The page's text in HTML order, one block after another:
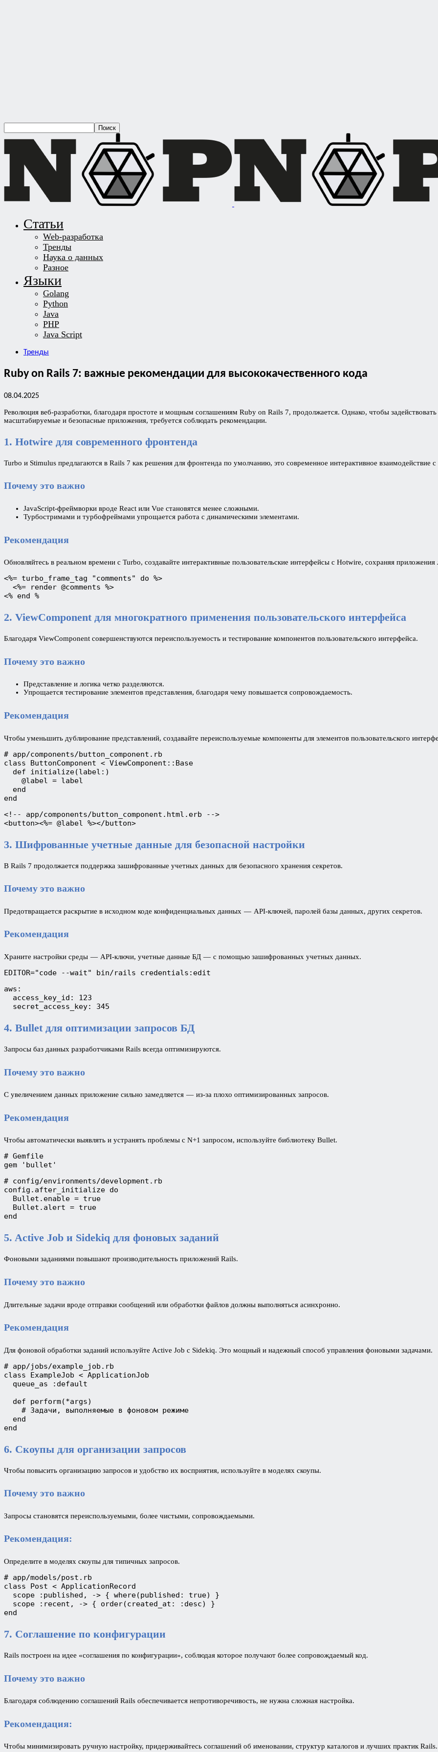
Статьи
Web-разработка
Тренды
Наука о данных
Разное
Языки
Golang
Python
Java
PHP
Java Script
Тренды
Ruby on Rails 7: важные рекомендации для высококачественного кода
08.04.2025
Революция веб-разработки, благодаря простоте и мощным соглашениям Ruby on Rails 7, продолжается. Однако, чтобы
масштабируемые и безопасные приложения, требуется соблюдать рекомендации.
1. Hotwire для современного фронтенда
Turbo и Stimulus предлагаются в Rails 7 как решения для фронтенда по умолчанию, это современное интерактивное взаимодействие
Почему это важно
JavaScript-фреймворки вроде React или Vue становятся менее сложными.
Турбостримами и турбофреймами упрощается работа с динамическими элементами.
Рекомендация
Обновляйтесь в реальном времени с Turbo, создавайте интерактивные пользовательские интерфейсы с Hotwire, сохраняя приложения
<%= turbo_frame_tag "comments" do %>
  <%= render @comments %>
<% end %
2. ViewComponent для многократного применения пользовательского интерфейса
Благодаря ViewComponent совершенствуются переиспользуемость и тестирование компонентов пользовательского интерфейса.
Почему это важно
Представление и логика четко разделяются.
Упрощается тестирование элементов представления, благодаря чему повышается сопровождаемость.
Рекомендация
Чтобы уменьшить дублирование представлений, создавайте переиспользуемые компоненты для элементов пользовательского
# app/components/button_component.rb
class ButtonComponent < ViewComponent::Base
  def initialize(label:)
    @label = label
  end
end
<!-- app/components/button_component.html.erb -->
<button><%= @label %></button>
3. Шифрованные учетные данные для безопасной настройки
В Rails 7 продолжается поддержка зашифрованные учетных данных для безопасного хранения секретов.
Почему это важно
Предотвращается раскрытие в исходном коде конфиденциальных данных — API-ключей, паролей базы данных, других секретов.
Рекомендация
Храните настройки среды — API-ключи, учетные данные БД — с помощью зашифрованных учетных данных.
EDITOR="code --wait" bin/rails credentials:edit
aws:
  access_key_id: 123
  secret_access_key: 345
4. Bullet для оптимизации запросов БД
Запросы баз данных разработчиками Rails всегда оптимизируются.
Почему это важно
С увеличением данных приложение сильно замедляется — из-за плохо оптимизированных запросов.
Рекомендация
Чтобы автоматически выявлять и устранять проблемы с N+1 запросом, используйте библиотеку Bullet.
# Gemfile
gem 'bullet'
# config/environments/development.rb
config.after_initialize do
  Bullet.enable = true
  Bullet.alert = true
end
5. Active Job и Sidekiq для фоновых заданий
Фоновыми заданиями повышают производительность приложений Rails.
Почему это важно
Длительные задачи вроде отправки сообщений или обработки файлов должны выполняться асинхронно.
Рекомендация
Для фоновой обработки заданий используйте Active Job с Sidekiq. Это мощный и надежный способ управления фоновыми задачами.
# app/jobs/example_job.rb
class ExampleJob < ApplicationJob
  queue_as :default
  def perform(*args)
    # Задачи, выполняемые в фоновом режиме
  end
end
6. Скоупы для организации запросов
Чтобы повысить организацию запросов и удобство их восприятия, используйте в моделях скоупы.
Почему это важно
Запросы становятся переиспользуемыми, более чистыми, сопровождаемыми.
Рекомендация:
Определите в моделях скоупы для типичных запросов.
# app/models/post.rb
class Post < ApplicationRecord
  scope :published, -> { where(published: true) }
  scope :recent, -> { order(created_at: :desc) }
end
7. Соглашение по конфигурации
Rails построен на идее «соглашения по конфигурации», соблюдая которое получают более сопровождаемый код.
Почему это важно
Благодаря соблюдению соглашений Rails обеспечивается непротиворечивость, не нужна сложная настройка.
Рекомендация:
Чтобы минимизировать ручную настройку, придерживайтесь соглашений об именовании, структур каталогов и лучших практик Rails.